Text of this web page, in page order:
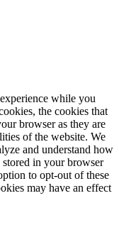
while you
the cookies that
browser as they are
of the website. We
and understand how
in your browser
to opt-out of these
may have an effect